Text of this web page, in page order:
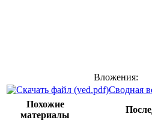
Вложения:
Сводная
Похожие
материалы